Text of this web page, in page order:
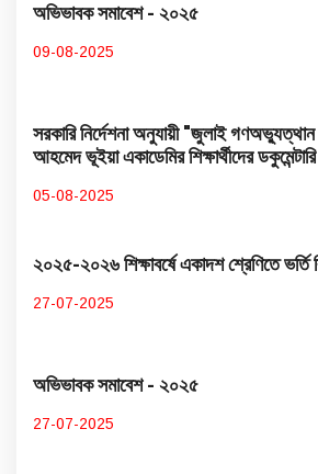
অভিভাবক সমাবেশ - ২০২৫
09-08-2025
সরকারি নির্দেশনা অনুযায়ী "জুলাই
আহমেদ ভূইয়া একাডেমির শিক্ষার্থীদের
05-08-2025
২০২৫-২০২৬ শিক্ষাবর্ষে একাদশ শ্রেণিতে ভর্তি
27-07-2025
অভিভাবক সমাবেশ - ২০২৫
27-07-2025